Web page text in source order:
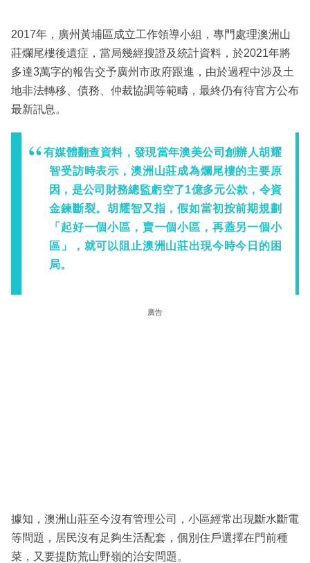
2017年，廣州黃埔區成立工作領導小組，專門處理澳洲山
莊爛尾樓後遺症，當局幾經搜證及統計資料，於2021年將
多達3萬字的報告交予廣州市政府跟進，由於過程中涉及土
地非法轉移、債務、仲裁協調等範疇，最終仍有待官方公布
最新訊息。
有媒體翻查資料，發現當年澳美公司創辦人胡耀
智受訪時表示，澳洲山莊成為爛尾樓的主要原
因，是公司財務總監虧空了1億多元公款，令資
金鍊斷裂。胡耀智又指，假如當初按前期規劃
「起好一個小區，賣一個小區，再蓋另一個小
區」，就可以阻止澳洲山莊出現今時今日的困
局。
廣告
據知，澳洲山莊至今沒有管理公司，小區經常出現斷水斷電
等問題，居民沒有足夠生活配套，個別住戶選擇在門前種
菜，又要提防荒山野嶺的治安問題。